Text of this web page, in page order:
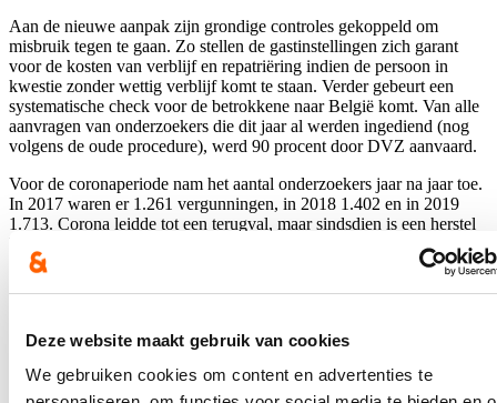
Deze website maakt gebruik van cookies
We gebruiken cookies om content en advertenties te
Aan de nieuwe aanpak zijn grondige controles gekoppeld om
misbruik tegen te gaan. Zo stellen de gastinstellingen zich garant
voor de kosten van verblijf en repatriëring indien de persoon in
kwestie zonder wettig verblijf komt te staan. Verder gebeurt een
systematische check voor de betrokkene naar België komt. Van alle
aanvragen van onderzoekers die dit jaar al werden ingediend (nog
volgens de oude procedure), werd 90 procent door DVZ aanvaard.
Voor de coronaperiode nam het aantal onderzoekers jaar na jaar toe.
In 2017 waren er 1.261 vergunningen, in 2018 1.402 en in 2019
1.713. Corona leidde tot een terugval, maar sindsdien is een herstel
bezig.
maken van het digitale loket ‘Working in Belgium’ om een
moet de aanvraag gebeuren door de werkgever of organisatie in